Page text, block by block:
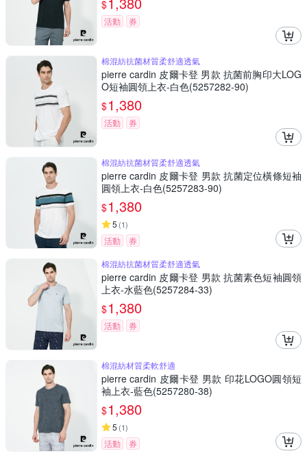
$
活動 券
棉混紡抗菌材質柔舒適透氣
pierre cardin 皮爾卡登 男款 抗菌前胸印大LOG
O短袖圓領上衣-白色(5257282-90)
$1,380
活動 券
棉混紡抗菌材質柔舒適透氣
pierre cardin 皮爾卡登 男款 抗菌定位橫條短袖
圓領上衣-白色(5257283-90)
$1,380
5 (1)
活動
券
棉混紡抗菌材質柔舒適透氣
pierre cardin 皮爾卡登 男款 抗菌素色短袖圓領
上衣-水藍色(5257284-33)
$1,380
活動 券
棉混紡材質柔軟舒適
pierre cardin 皮爾卡登 男款 印花LOGO圓領短
袖上衣-藍色(5257280-38)
$1,380
5 (1)
活動
券